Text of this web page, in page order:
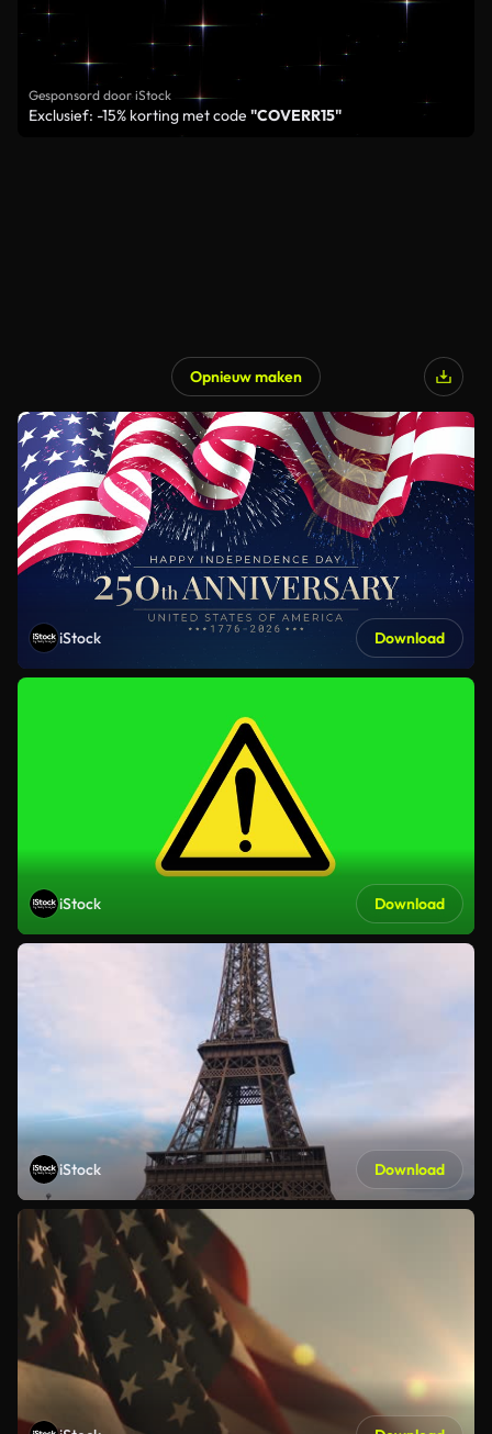
Gesponsord door iStock
Exclusief: -15% korting met code "COVERR15"
Opnieuw maken
iStock Download
iStock Download
iStock Download